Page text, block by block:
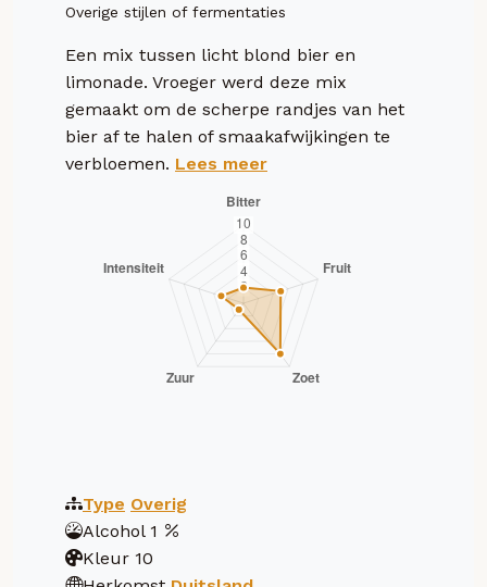
Overige stijlen of fermentaties
Een mix tussen licht blond bier en
limonade. Vroeger werd deze mix
gemaakt om de scherpe randjes van het
bier af te halen of smaakafwijkingen te
verbloemen. Lees meer
Type Overig
Alcohol 1
Kleur 10